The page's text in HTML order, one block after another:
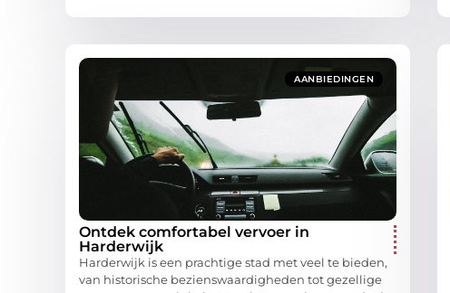
AANBIEDINGEN
Ontdek comfortabel vervoer in
Harderwijk
Harderwijk is een prachtige stad met veel te bieden,
van historische bezienswaardigheden tot gezellige